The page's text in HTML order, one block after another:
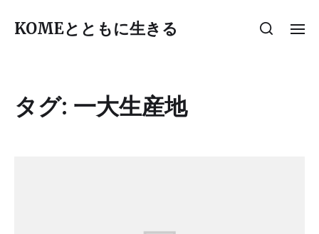
KOMEとともに生きる
タグ: 一大生産地